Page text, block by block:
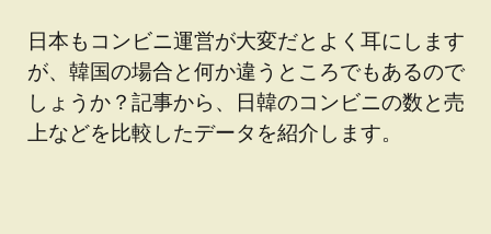
日本もコンビニ運営が大変だとよく耳にします
が、韓国の場合と何か違うところでもあるので
しょうか？記事から、日韓のコンビニの数と売
上などを比較したデータを紹介します。